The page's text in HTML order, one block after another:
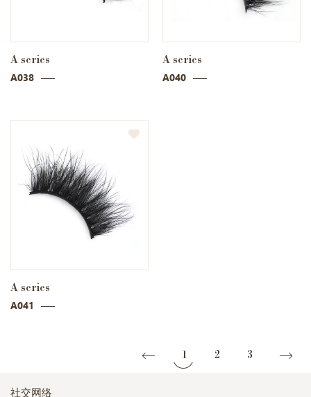
A series
A038
A series
A040
A series
A041
1 2 3
社交网络